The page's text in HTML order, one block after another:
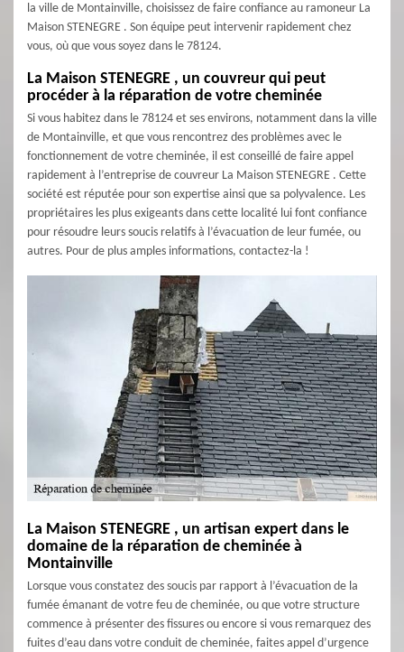
la ville de Montainville, choisissez de faire confiance au ramoneur La
Maison STENEGRE . Son équipe peut intervenir rapidement chez
vous, où que vous soyez dans le 78124.
La Maison STENEGRE , un couvreur qui peut
procéder à la réparation de votre cheminée
Si vous habitez dans le 78124 et ses environs, notamment dans la ville
de Montainville, et que vous rencontrez des problèmes avec le
fonctionnement de votre cheminée, il est conseillé de faire appel
rapidement à l’entreprise de couvreur La Maison STENEGRE . Cette
société est réputée pour son expertise ainsi que sa polyvalence. Les
propriétaires les plus exigeants dans cette localité lui font confiance
pour résoudre leurs soucis relatifs à l’évacuation de leur fumée, ou
autres. Pour de plus amples informations, contactez-la !
La Maison STENEGRE , un artisan expert dans le
domaine de la réparation de cheminée à
Montainville
Lorsque vous constatez des soucis par rapport à l’évacuation de la
fumée émanant de votre feu de cheminée, ou que votre structure
commence à présenter des fissures ou encore si vous remarquez des
fuites d’eau dans votre conduit de cheminée, faites appel d’urgence